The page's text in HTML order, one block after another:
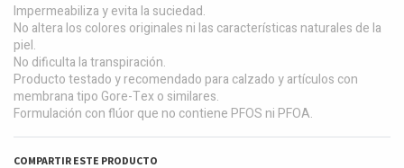
Impermeabiliza y evita la suciedad.
No altera los colores originales ni las características naturales de la
piel.
No dificulta la transpiración.
Producto testado y recomendado para calzado y artículos con
membrana tipo Gore-Tex o similares.
Formulación con flúor que no contiene PFOS ni PFOA.
COMPARTIR ESTE PRODUCTO